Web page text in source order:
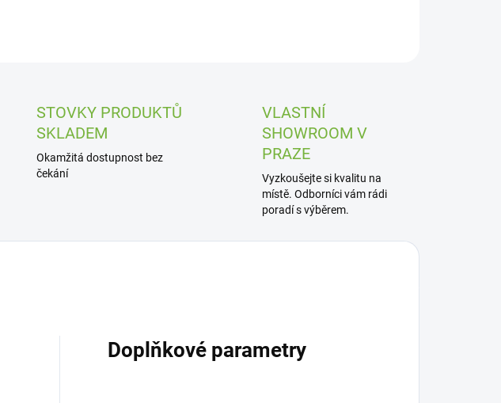
STOVKY PRODUKTŮ
SKLADEM
Okamžitá dostupnost bez
čekání
VLASTNÍ
SHOWROOM V
PRAZE
Vyzkoušejte si kvalitu na
místě. Odborníci vám rádi
poradí s výběrem.
Doplňkové parametry